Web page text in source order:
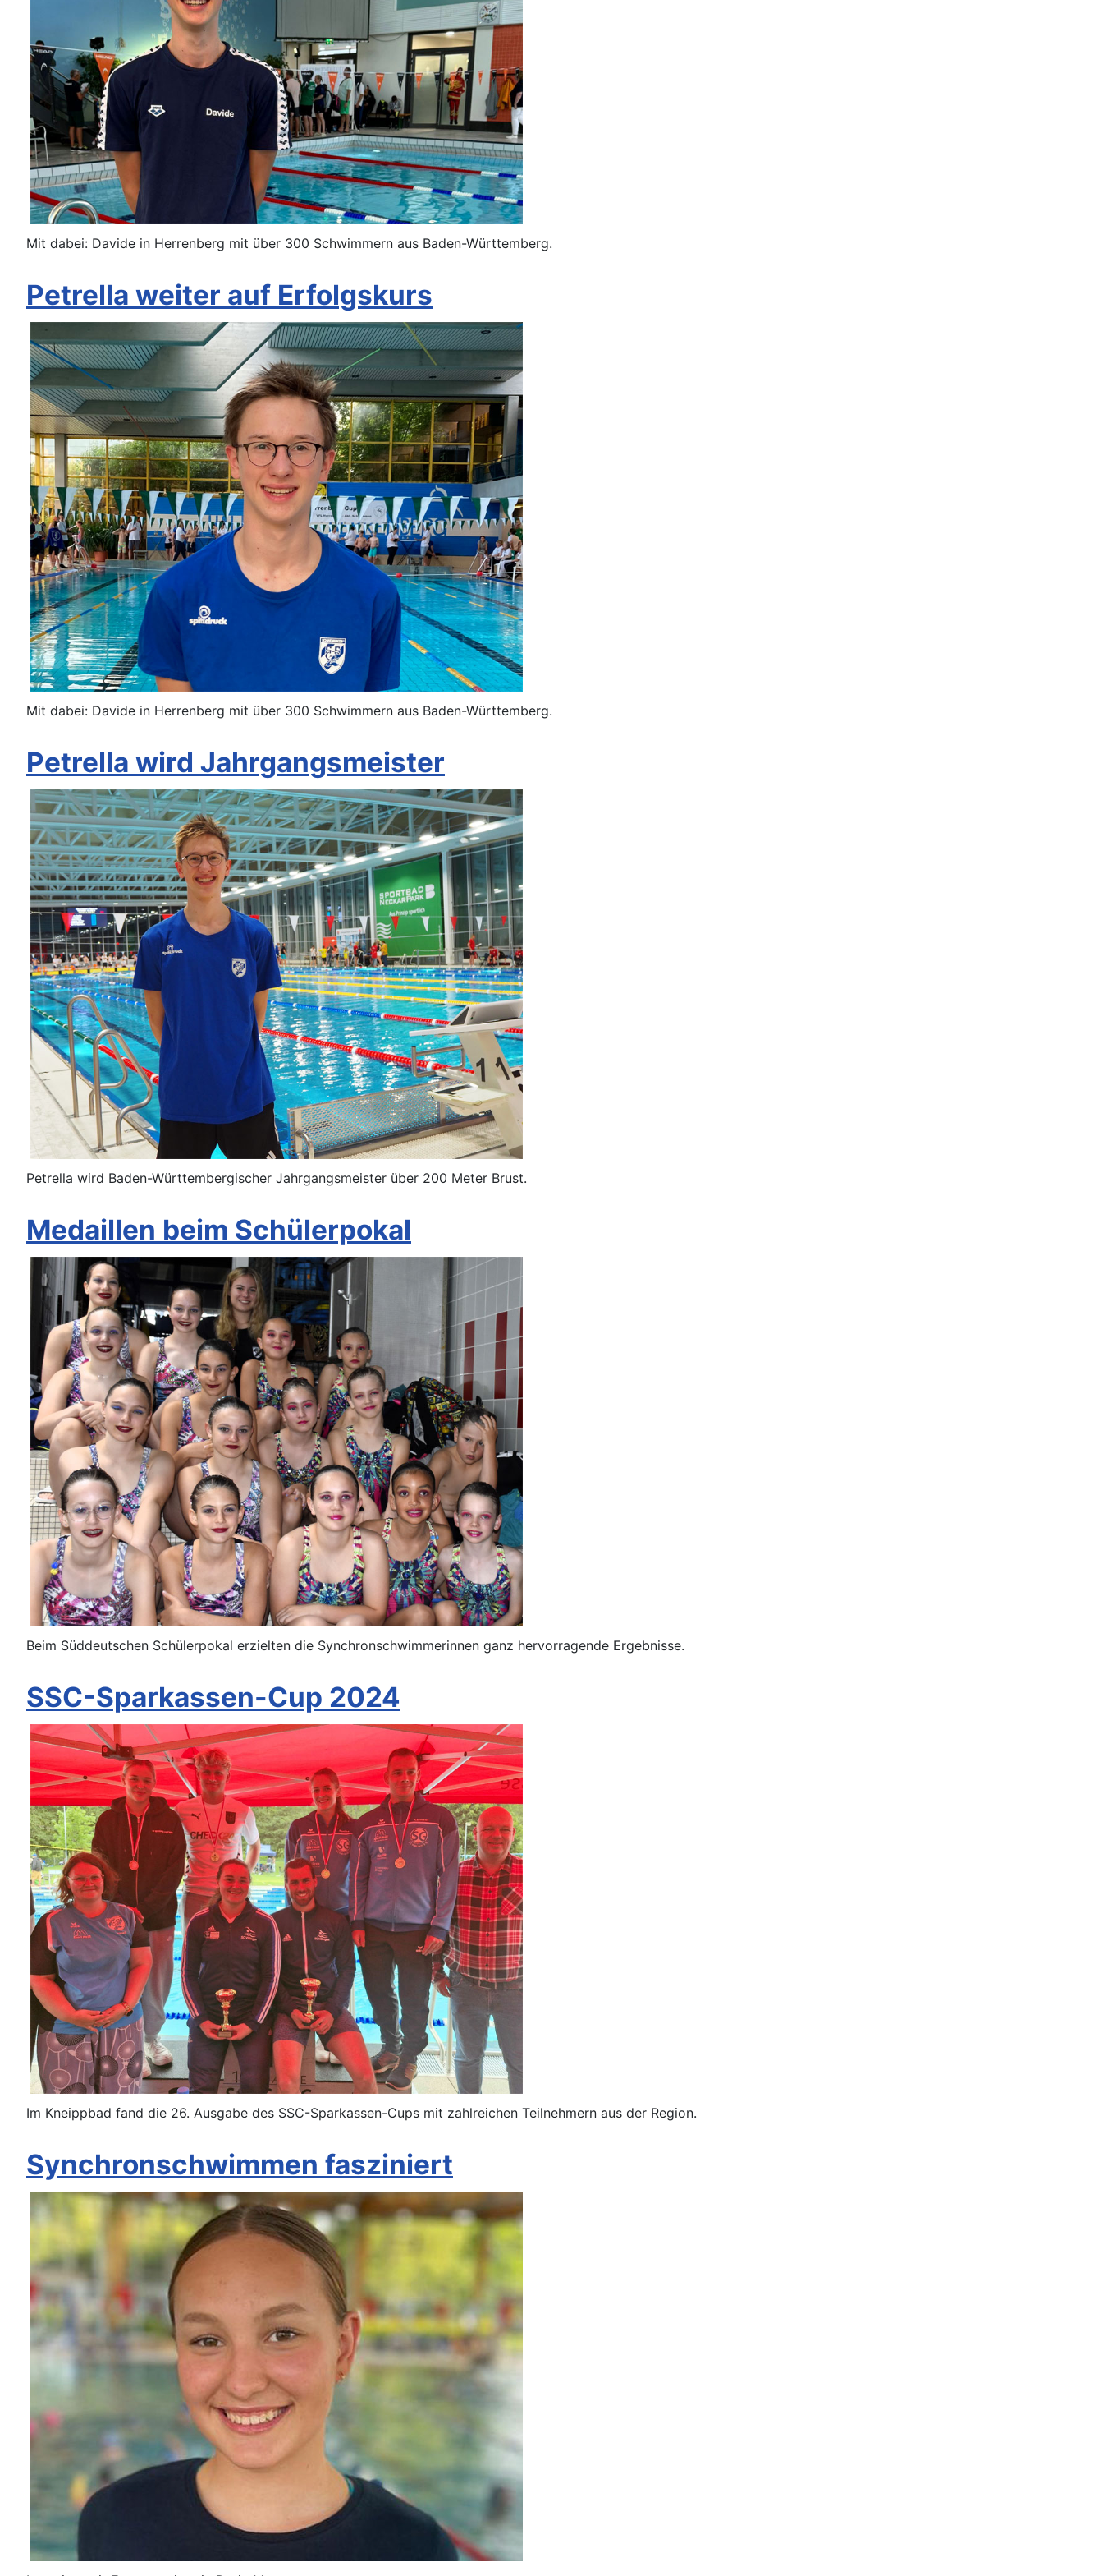
Mit dabei: Davide in Herrenberg mit über 300 Schwimmern aus Baden-Württemberg.
Petrella weiter auf Erfolgskurs
Mit dabei: Davide in Herrenberg mit über 300 Schwimmern aus Baden-Württemberg.
Petrella wird Jahrgangsmeister
Petrella wird Baden-Württembergischer Jahrgangsmeister über 200 Meter Brust.
Medaillen beim Schülerpokal
Beim Süddeutschen Schülerpokal erzielten die Synchronschwimmerinnen ganz hervorragende Ergebnisse.
SSC-Sparkassen-Cup 2024
Im Kneippbad fand die 26. Ausgabe des SSC-Sparkassen-Cups mit zahlreichen Teilnehmern aus der Region.
Synchronschwimmen fasziniert